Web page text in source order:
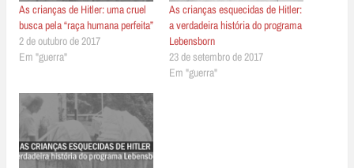
As crianças de Hitler: uma cruel
busca pela “raça humana perfeita”
2 de outubro de 2017
Em "guerra"
As crianças esquecidas de Hitler:
a verdadeira história do programa
Lebensborn
23 de setembro de 2017
Em "guerra"